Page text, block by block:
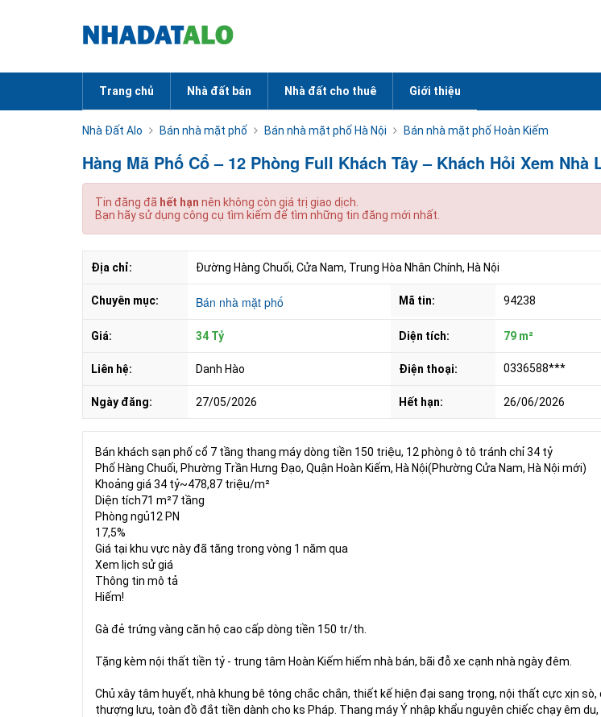
Trang chủ Nhà đất bán Nhà đất cho thuê Giới thiệu
Nhà Đất Alo Bán nhà mặt phố Bán nhà mặt phố Hà Nội Bán nhà mặt phố Hoàn Kiếm
Hàng Mã Phố Cổ – 12 Phòng Full Khách Tây – Khách Hỏi Xem
Tin đăng đã hết hạn nên không còn giá trị giao dịch.
Bạn hãy sử dụng công cụ tìm kiếm để tìm những tin đăng mới nhất.
Địa chỉ: Đường Hàng Chuối, Cửa Nam, Trung Hòa Nhân Chính, Hà Nội
Chuyên mục: Bán nhà mặt phố Mã tin: 94238
Giá: 34 Tỷ Diện tích: 79 m²
Liên hệ: Danh Hào Điện thoại: 0336588***
Ngày đăng: 27/05/2026 Hết hạn: 26/06/2026
Bán khách sạn phố cổ 7 tầng thang máy dòng tiền 150 triệu, 12 phòng ô tô tránh chỉ 34 tỷ
Phố Hàng Chuối, Phường Trần Hưng Đạo, Quận Hoàn Kiếm, Hà Nội(Phường Cửa Nam, Hà Nội mới)
Khoảng giá 34 tỷ~478,87 triệu/m²
Diện tích71 m²7 tầng
Phòng ngủ12 PN
17,5%
Giá tại khu vực này đã tăng trong vòng 1 năm qua
Xem lịch sử giá
Thông tin mô tả
Hiếm!
Gà đẻ trứng vàng căn hộ cao cấp dòng tiền 150 tr/th.
Tặng kèm nội thất tiền tỷ - trung tâm Hoàn Kiếm hiếm nhà bán, bãi đỗ xe cạnh nhà ngày đêm.
Chủ xây tâm huyết, nhà khung bê tông chắc chắn, thiết kế hiện đại sang trọng, nội thất cực xịn sò,
thượng lưu, toàn đồ đắt tiền dành cho ks Pháp. Thang máy Ý nhập khẩu nguyên chiếc chạy êm du,